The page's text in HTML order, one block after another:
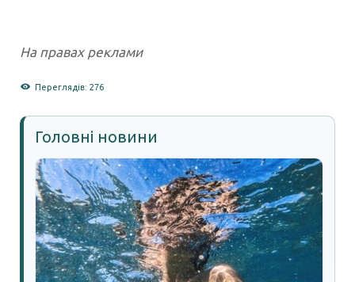
На правах реклами
Переглядів: 276
Головні новини